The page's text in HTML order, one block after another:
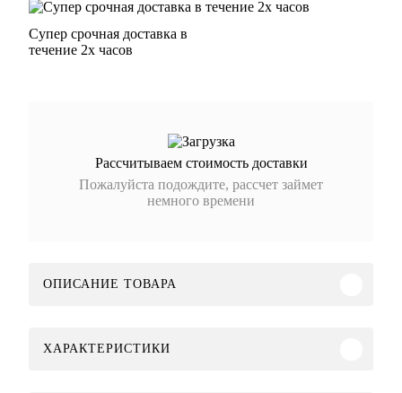
Супер срочная доставка в
течение 2х часов
Рассчитываем стоимость доставки
Пожалуйста подождите, рассчет займет
немного времени
ОПИСАНИЕ ТОВАРА
ХАРАКТЕРИСТИКИ